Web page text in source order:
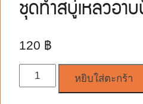
ชุดทำสบู่เหลวอาบ
120 ฿
จำนวน
หยิบใส่ตะกร้า